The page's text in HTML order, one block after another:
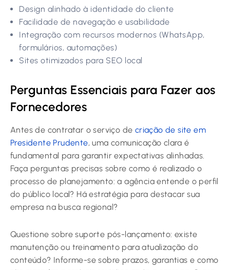
Design alinhado à identidade do cliente
Facilidade de navegação e usabilidade
Integração com recursos modernos (WhatsApp,
formulários, automações)
Sites otimizados para SEO local
Perguntas Essenciais para Fazer aos
Fornecedores
Antes de contratar o serviço de criação de site em
Presidente Prudente, uma comunicação clara é
fundamental para garantir expectativas alinhadas.
Faça perguntas precisas sobre como é realizado o
processo de planejamento: a agência entende o perfil
do público local? Há estratégia para destacar sua
empresa na busca regional?
Questione sobre suporte pós-lançamento: existe
manutenção ou treinamento para atualização do
conteúdo? Informe-se sobre prazos, garantias e como